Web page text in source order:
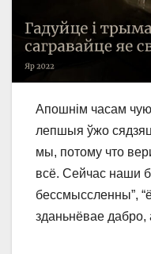
Апошнім часам чую
лепшыя ўжо
мы, потому что
всё. Сейчас наши
бессмыссленны”,
зданьнёвае дабро,